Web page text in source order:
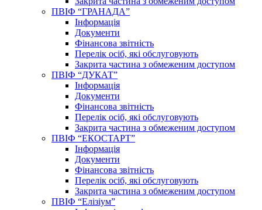
ПВІФ “ГРАНАДА”
Інформація
Документи
Фінансова звітність
Перелік осіб, які обслуговують
Закрита частина з обмеженим доступом
ПВІФ “ДУКАТ”
Інформація
Документи
Фінансова звітність
Перелік осіб, які обслуговують
Закрита частина з обмеженим доступом
ПВІФ “ЕКОСТАРТ”
Інформація
Документи
Фінансова звітність
Перелік осіб, які обслуговують
Закрита частина з обмеженим доступом
ПВІФ “Елізіум”